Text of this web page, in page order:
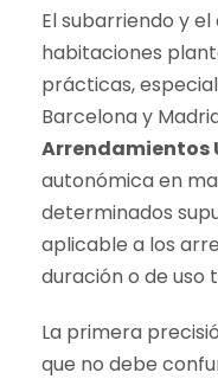
El subarriendo y
habitaciones
prácticas,
Barcelona y
Arrendamientos
autonómica en
determinados
aplicable a los
duración o de uso
La primera
que no debe